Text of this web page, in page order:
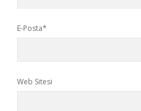
E-Posta*
Web Sitesi